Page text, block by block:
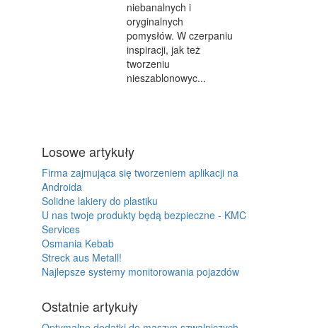
niebanalnych i
oryginalnych
pomysłów. W czerpaniu
inspiracji, jak też
tworzeniu
nieszablonowyc...
Losowe artykuły
Firma zajmująca się tworzeniem aplikacji na
Androida
Solidne lakiery do plastiku
U nas twoje produkty będą bezpieczne - KMC
Services
Osmania Kebab
Streck aus Metall!
Najlepsze systemy monitorowania pojazdów
Ostatnie artykuły